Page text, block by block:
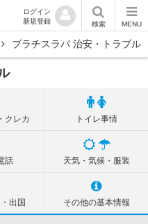
ログイン
新規登録
検索 MENU
ブラチスラバ 治安・トラブル
クレカ トイレ事情
話 天気・気候・服装
出国 その他の基本情報